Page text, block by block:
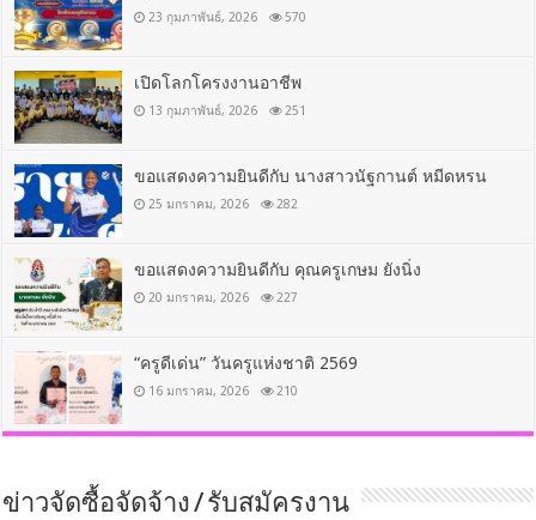
23 กุมภาพันธ์, 2026 570
เปิดโลกโครงงานอาชีพ
13 กุมภาพันธ์, 2026 251
ขอแสดงความยินดีกับ นางสาวนัฐกานต์ หมีดหรน
25 มกราคม, 2026 282
ขอแสดงความยินดีกับ คุณครูเกษม ยังนิ่ง
20 มกราคม, 2026 227
“ครูดีเด่น” วันครูแห่งชาติ 2569
16 มกราคม, 2026 210
ข่าวจัดซื้อจัดจ้าง / รับสมัครงาน